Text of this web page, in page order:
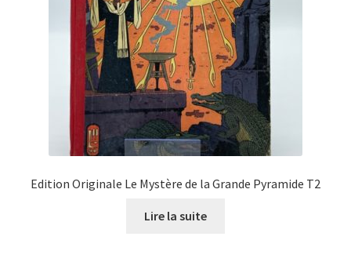
Edition Originale Le Mystère de la Grande Pyramide T2
Lire la suite